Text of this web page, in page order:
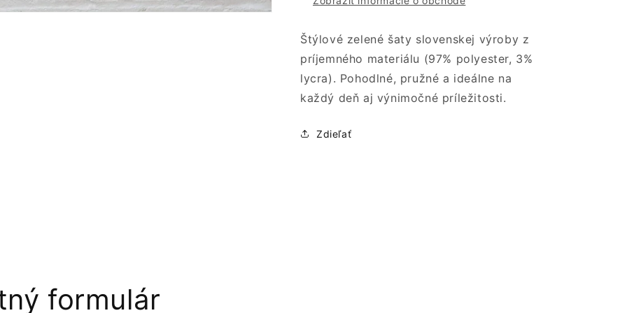
Štýlové zelené šaty slovenskej výroby z
príjemného materiálu (97% polyester, 3%
lycra). Pohodlné, pružné a ideálne na
každý deň aj výnimočné príležitosti.
Zdieľať
formulár